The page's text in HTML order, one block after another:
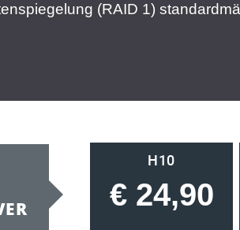
(RAID 1)
H10
€ 24,90